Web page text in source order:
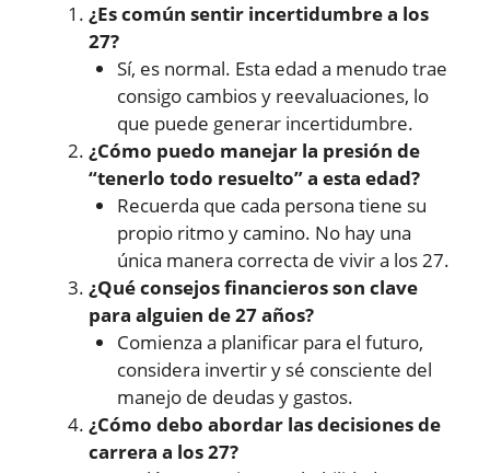
¿Es común sentir incertidumbre a los
27?
Sí, es normal. Esta edad a menudo trae
consigo cambios y reevaluaciones, lo
que puede generar incertidumbre.
¿Cómo puedo manejar la presión de
“tenerlo todo resuelto” a esta edad?
Recuerda que cada persona tiene su
propio ritmo y camino. No hay una
única manera correcta de vivir a los 27.
¿Qué consejos financieros son clave
para alguien de 27 años?
Comienza a planificar para el futuro,
considera invertir y sé consciente del
manejo de deudas y gastos.
¿Cómo debo abordar las decisiones de
carrera a los 27?